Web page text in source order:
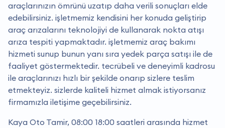
araçlarınızın ömrünü uzatıp daha verili sonuçları elde
edebilirsiniz. i̇şletmemiz kendisini her konuda geliştirip
araç arızalarını teknolojiyi de kullanarak nokta atışı
arıza tespiti yapmaktadır. i̇şletmemiz araç bakımı
hizmeti sunup bunun yanı sıra yedek parça satışı ile de
faaliyet göstermektedir. tecrübeli ve deneyimli kadrosu
ile araçlarınızı hızlı bir şekilde onarıp sizlere teslim
etmekteyiz. sizlerde kaliteli hizmet almak istiyorsanız
firmamızla iletişime geçebilirsiniz.
Kaya Oto Tamir, 08:00 18:00 saatleri arasında hizmet